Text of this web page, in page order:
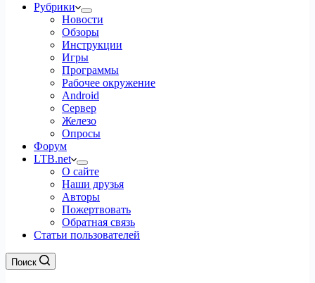
Рубрики
Новости
Обзоры
Инструкции
Игры
Программы
Рабочее окружение
Android
Сервер
Железо
Опросы
Форум
LTB.net
О сайте
Наши друзья
Авторы
Пожертвовать
Обратная связь
Статьи пользователей
Поиск